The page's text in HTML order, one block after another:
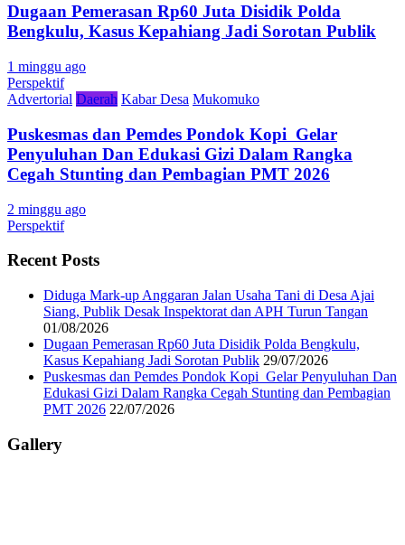
Dugaan Pemerasan Rp60 Juta Disidik Polda
Bengkulu, Kasus Kepahiang Jadi Sorotan Publik
1 minggu ago
Perspektif
Advertorial Daerah Kabar Desa Mukomuko
Puskesmas dan Pemdes Pondok Kopi Gelar
Penyuluhan Dan Edukasi Gizi Dalam Rangka
Cegah Stunting dan Pembagian PMT 2026
2 minggu ago
Perspektif
Recent Posts
Diduga Mark-up Anggaran Jalan Usaha Tani di Desa Ajai
Siang, Publik Desak Inspektorat dan APH Turun Tangan
01/08/2026
Dugaan Pemerasan Rp60 Juta Disidik Polda Bengkulu,
Kasus Kepahiang Jadi Sorotan Publik 29/07/2026
Puskesmas dan Pemdes Pondok Kopi Gelar Penyuluhan Dan
Edukasi Gizi Dalam Rangka Cegah Stunting dan Pembagian
PMT 2026 22/07/2026
Gallery